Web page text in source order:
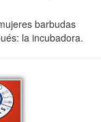
barbudas
la incubadora.